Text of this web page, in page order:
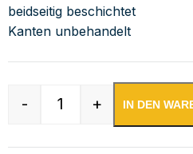
beidseitig beschichtet
Kanten unbehandelt
Edelstahl
- + IN DEN